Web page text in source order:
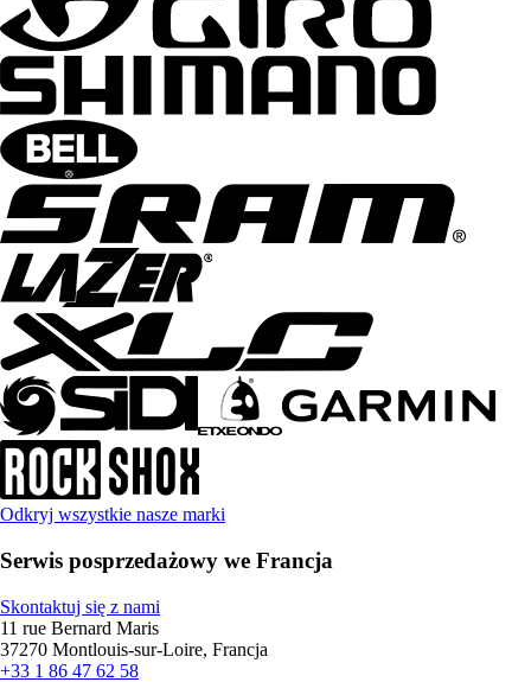
Odkryj wszystkie nasze marki
Serwis posprzedażowy we Francja
Skontaktuj się z nami
11 rue Bernard Maris
37270 Montlouis-sur-Loire, Francja
+33 1 86 47 62 58